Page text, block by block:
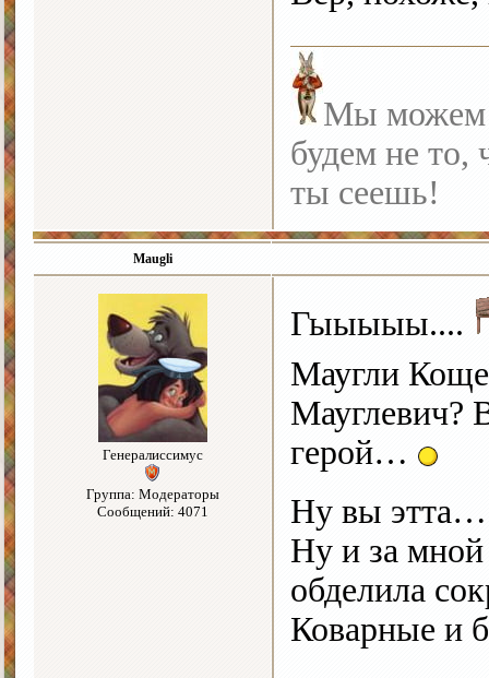
Мы можем
будем не то,
ты сеешь!
Maugli
Генералиссимус
Группа: Модераторы
Сообщений: 4071
Гыыыыы....
Маугли
Мауглевич?
герой…
Ну вы этта…
Ну и за мной
обделила
Коварные и